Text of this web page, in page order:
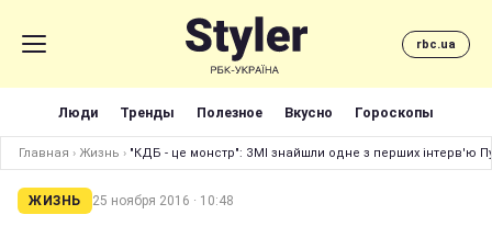
rbc.ua
Люди Тренды Полезное Вкусно Гороскопы
Главная › Жизнь › "КДБ - це монстр": ЗМІ знайшли одне з перших інтерв'ю
ЖИЗНЬ 25 ноября 2016 · 10:48